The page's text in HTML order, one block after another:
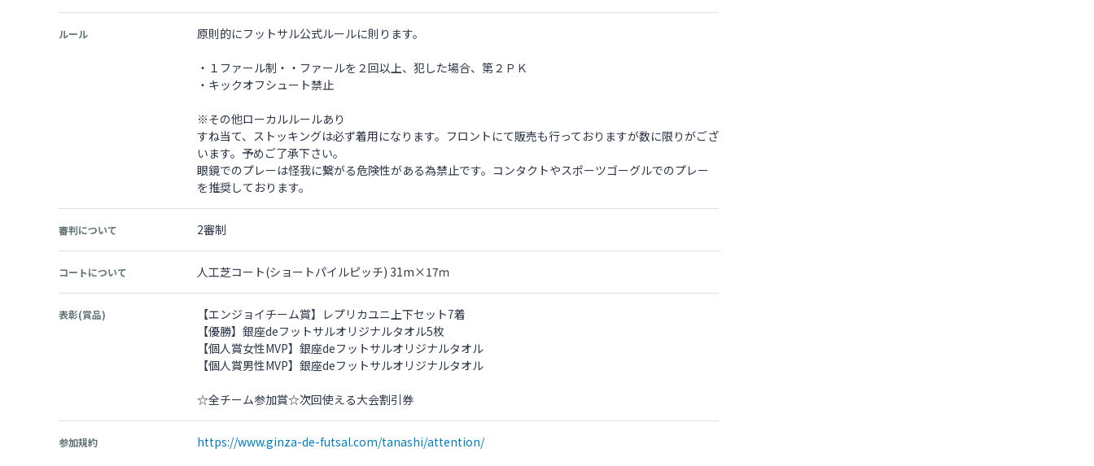
ルール 原則的にフットサル公式ルールに則ります。
・１ファール制・・ファールを２回以上、犯した場合、第２ＰＫ
・キックオフシュート禁止
※その他ローカルルールあり
すね当て、ストッキングは必ず着用になります。フロントにて販売も行っておりますが数に限りがござ
います。予めご了承下さい。
眼鏡でのプレーは怪我に繋がる危険性がある為禁止です。コンタクトやスポーツゴーグルでのプレー
を推奨しております。
審判について 2審制
コートについて 人工芝コート(ショートパイルピッチ) 31m×17ｍ
表彰(賞品)
【エンジョイチーム賞】レプリカユニ上下セット7着
【優勝】銀座deフットサルオリジナルタオル5枚
【個人賞女性MVP】銀座deフットサルオリジナルタオル
【個人賞男性MVP】銀座deフットサルオリジナルタオル
☆全チーム参加賞☆次回使える大会割引券
参加規約 https://www.ginza-de-futsal.com/tanashi/attention/